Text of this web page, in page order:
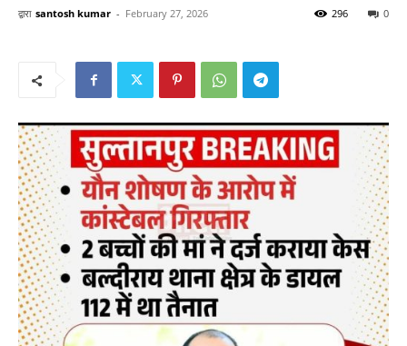
द्वारा santosh kumar - February 27, 2026 0
296